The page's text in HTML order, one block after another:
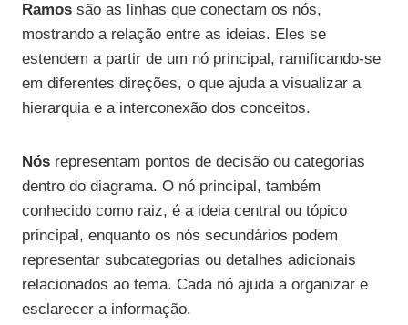
Ramos são as linhas que conectam os nós,
mostrando a relação entre as ideias. Eles se
estendem a partir de um nó principal, ramificando-se
em diferentes direções, o que ajuda a visualizar a
hierarquia e a interconexão dos conceitos.
Nós representam pontos de decisão ou categorias
dentro do diagrama. O nó principal, também
conhecido como raiz, é a ideia central ou tópico
principal, enquanto os nós secundários podem
representar subcategorias ou detalhes adicionais
relacionados ao tema. Cada nó ajuda a organizar e
esclarecer a informação.